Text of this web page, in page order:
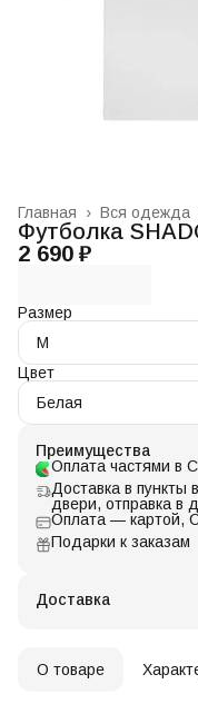
Вся одежда
Главная ›
Футболка
2 690 ₽
Размер
M
Цвет
Белая
Преимущества
Оплата частями в
Доставка в
двери, отправка в
Оплата — картой,
Подарки к заказам
Доставка
О товаре